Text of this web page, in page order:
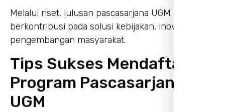
Melalui riset, lulusan pascasarjana UGM
berkontribusi pada solusi kebijakan, inovasi, dan
pengembangan masyarakat.
Tips Sukses Mendaftar
Program Pascasarjana
UGM